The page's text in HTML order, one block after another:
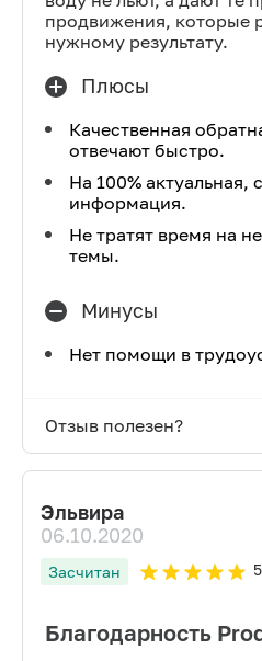
продвижения, которые
нужному результату.
Плюсы
Качественная
отвечают быстро.
На 100% актуальная,
информация.
Не тратят время на
темы.
Минусы
Нет помощи в
Отзыв полезен?
Эльвира
06.10.2020
Засчитан 5
Благодарность